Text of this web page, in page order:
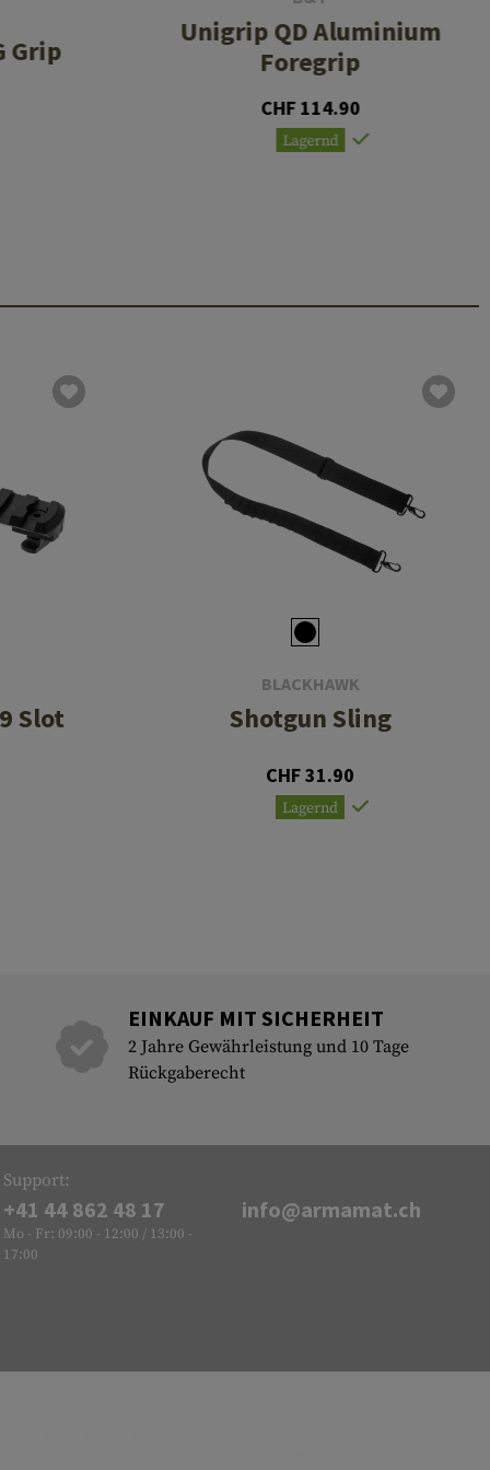
Grip
Unigrip QD Aluminium
Foregrip
CHF 114.90
Lagernd
Slot
BLACKHAWK
Shotgun Sling
CHF 31.90
Lagernd
EINKAUF MIT SICHERHEIT
2 Jahre Gewährleistung und 10 Tage
Rückgaberecht
Support:
+41 44 862 48 17
Mo - Fr: 09:00 - 12:00 / 13:00 -
17:00
info@armamat.ch